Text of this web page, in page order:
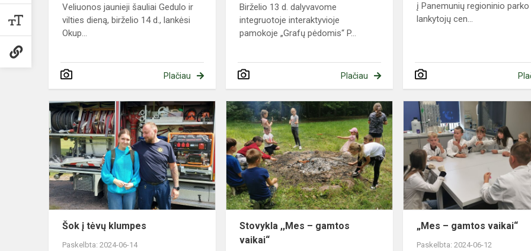
Veliuonos jaunieji šauliai Gedulo ir
vilties dieną, birželio 14 d., lankėsi
Okup...
Plačiau
Birželio 13 d. dalyvavome
integruotoje interaktyvioje
pamokoje „Grafų pėdomis“ P...
Plačiau
į Panemunių regioninio parko
lankytojų cen...
Šok
tėvų
klumpes
Šok į tėvų klumpes
Paskelbta: 2024-06-14
Stovykla
,,Mes
–
gamtos
vaikai“
Stovykla ,,Mes – gamtos
vaikai“
„Mes – gamtos vaikai“
Paskelbta: 2024-06-12